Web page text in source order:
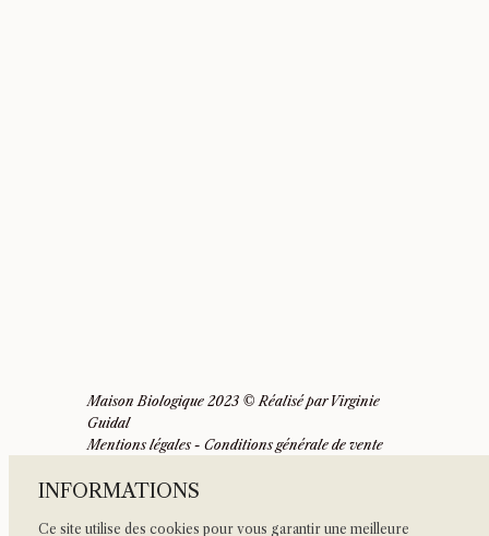
INFORMATIONS
Ce site utilise des cookies pour vous garantir une meilleure
Maison Biologique 2023 © Réalisé par Virginie
Guidal
Mentions légales - Conditions générale de vente